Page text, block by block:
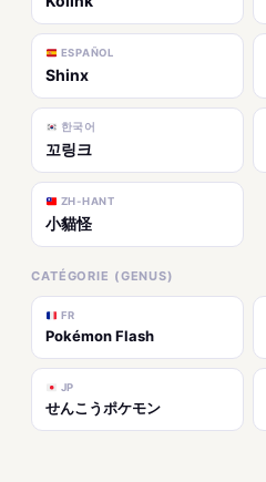
ESPAÑOL
Shinx
한국어
꼬링크
ZH-HANT
小貓怪
CATÉGORIE (GENUS)
FR
Pokémon Flash
JP
せんこうポケモン